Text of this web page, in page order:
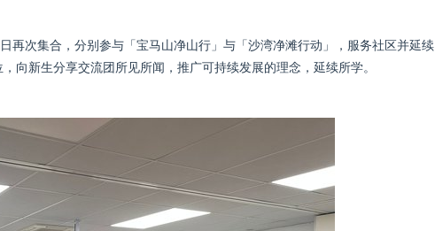
再次集合，分别参与「宝马山净山行」与「沙湾净滩行动」，服务社区并延续
向新生分享交流团所见所闻，推广可持续发展的理念，延续所学。